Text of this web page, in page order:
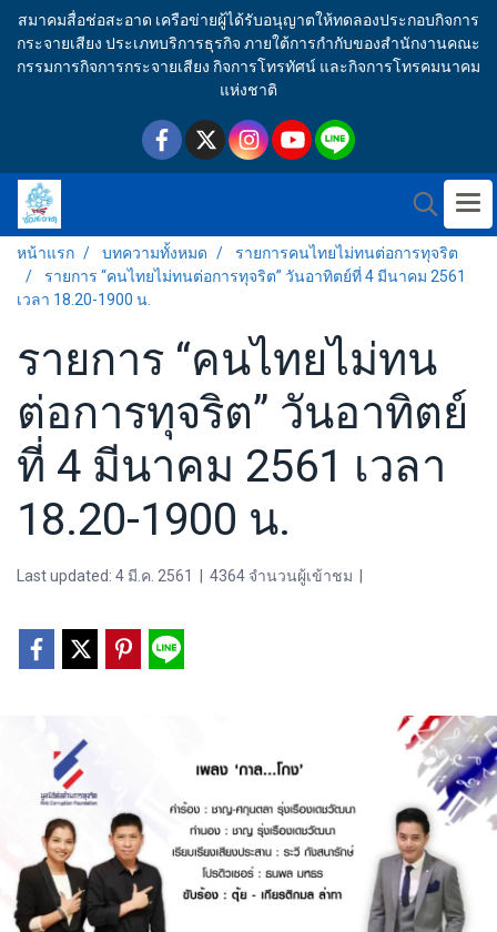
สมาคมสื่อช่อสะอาด เครือข่ายผู้ได้รับอนุญาตให้ทดลองประกอบกิจการ
กระจายเสียง ประเภทบริการธุรกิจ ภายใต้การกำกับของสำนักงานคณะ
กรรมการกิจการกระจายเสียง กิจการโทรทัศน์ และกิจการโทรคมนาคม
แห่งชาติ
หน้าแรก บทความทั้งหมด
รายการคนไทยไม่ทนต่อการทุจริต
รายการ “คนไทยไม่ทนต่อการทุจริต” วันอาทิตย์ที่ 4 มีนาคม 2561
เวลา 18.20-1900 น.
รายการ “คนไทยไม่ทน
ต่อการทุจริต” วันอาทิตย์
ที่ 4 มีนาคม 2561 เวลา
18.20-1900 น.
Last updated: 4 มี.ค. 2561 4364 จำนวนผู้เข้าชม